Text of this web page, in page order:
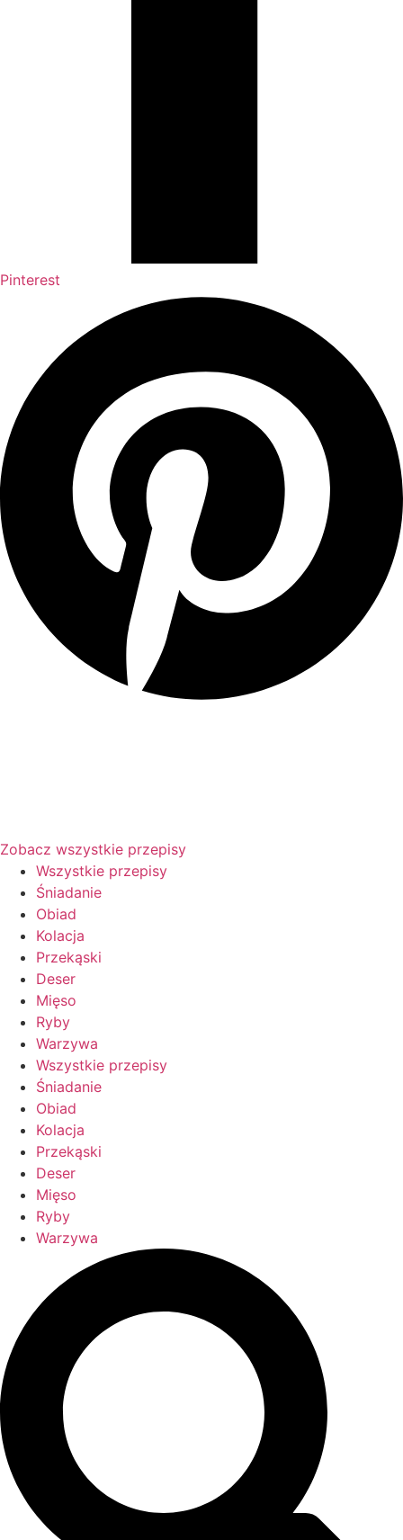
Pinterest
Zobacz wszystkie przepisy
Wszystkie przepisy
Śniadanie
Obiad
Kolacja
Przekąski
Deser
Mięso
Ryby
Warzywa
Wszystkie przepisy
Śniadanie
Obiad
Kolacja
Przekąski
Deser
Mięso
Ryby
Warzywa